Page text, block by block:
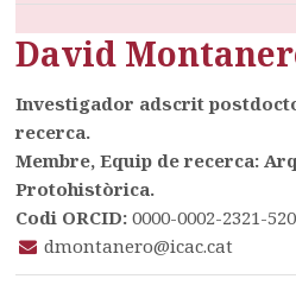
David
Investigador adscrit
recerca.
Membre, Equip de recerca:
Protohistòrica.
Codi ORCID: 0000-0002-2321-
dmontanero@icac.cat